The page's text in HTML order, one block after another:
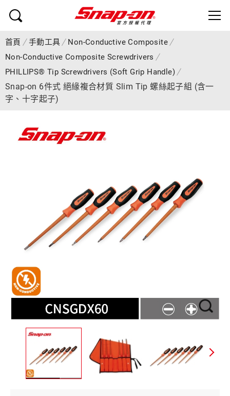
首頁 手動工具
Non-Conductive Composite
Non-Conductive Composite Screwdrivers
PHILLIPS® Tip Screwdrivers (Soft Grip Handle)
Snap-on 6件式 絕緣複合材質 Slim Tip 螺絲起子組 (含一
字、十字起子)